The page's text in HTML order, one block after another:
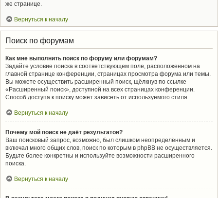
же странице.
Вернуться к началу
Поиск по форумам
Как мне выполнить поиск по форуму или форумам?
Задайте условие поиска в соответствующем поле, расположенном на
главной странице конференции, страницах просмотра форума или темы.
Вы можете осуществить расширенный поиск, щёлкнув по ссылке
«Расширенный поиск», доступной на всех страницах конференции.
Способ доступа к поиску может зависеть от используемого стиля.
Вернуться к началу
Почему мой поиск не даёт результатов?
Ваш поисковый запрос, возможно, был слишком неопределённым и
включал много общих слов, поиск по которым в phpBB не осуществляется.
Будьте более конкретны и используйте возможности расширенного
поиска.
Вернуться к началу